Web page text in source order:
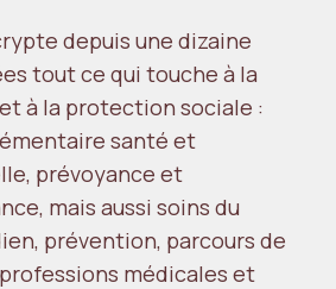
depuis une dizaine
tout ce qui touche à la
à la protection sociale :
santé et
prévoyance et
mais aussi soins du
prévention, parcours de
médicales et